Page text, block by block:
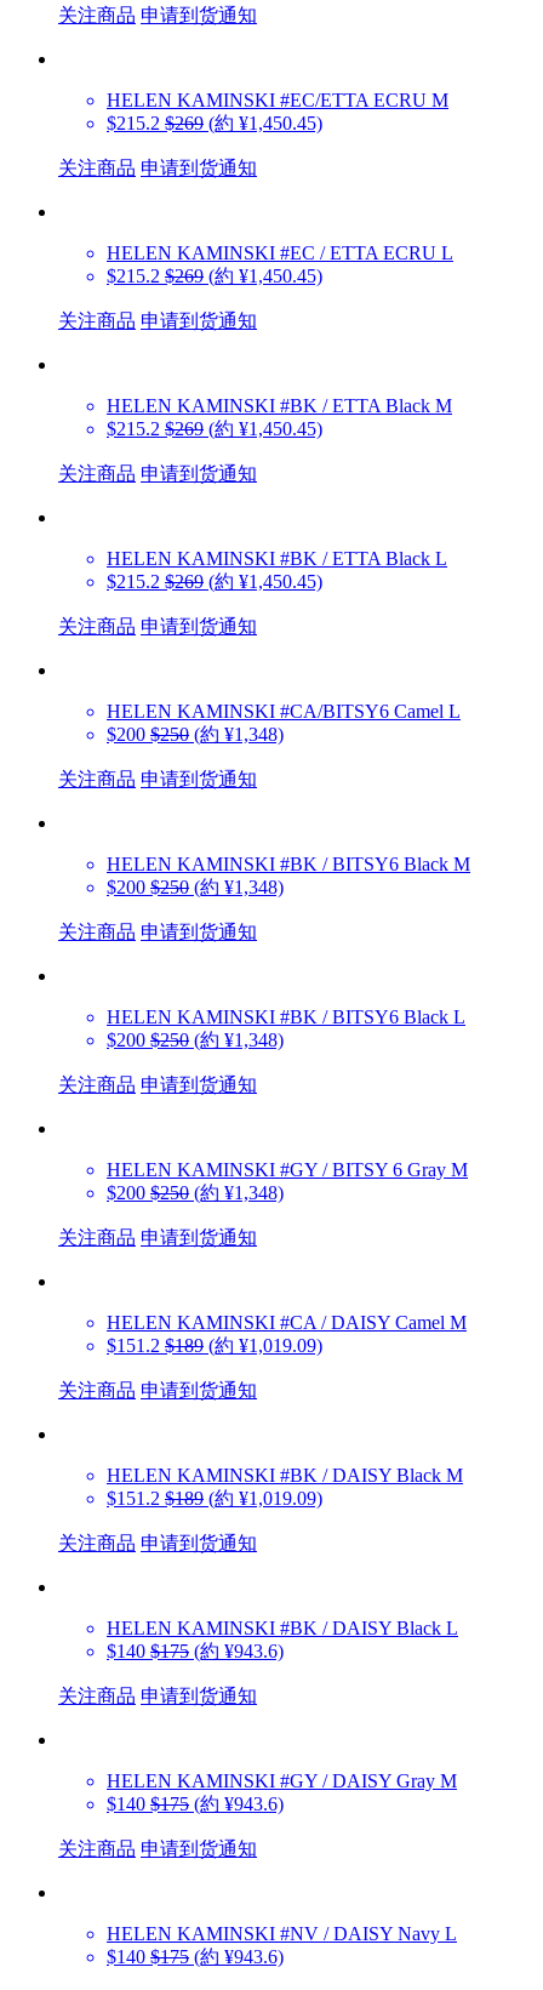
关注商品 申请到货通知
HELEN KAMINSKI #EC/ETTA ECRU M
$215.2 $269 (約 ¥1,450.45)
关注商品 申请到货通知
HELEN KAMINSKI #EC / ETTA ECRU L
$215.2 $269 (約 ¥1,450.45)
关注商品 申请到货通知
HELEN KAMINSKI #BK / ETTA Black M
$215.2 $269 (約 ¥1,450.45)
关注商品 申请到货通知
HELEN KAMINSKI #BK / ETTA Black L
$215.2 $269 (約 ¥1,450.45)
关注商品 申请到货通知
HELEN KAMINSKI #CA/BITSY6 Camel L
$200 $250 (約 ¥1,348)
关注商品 申请到货通知
HELEN KAMINSKI #BK / BITSY6 Black M
$200 $250 (約 ¥1,348)
关注商品 申请到货通知
HELEN KAMINSKI #BK / BITSY6 Black L
$200 $250 (約 ¥1,348)
关注商品 申请到货通知
HELEN KAMINSKI #GY / BITSY 6 Gray M
$200 $250 (約 ¥1,348)
关注商品 申请到货通知
HELEN KAMINSKI #CA / DAISY Camel M
$151.2 $189 (約 ¥1,019.09)
关注商品 申请到货通知
HELEN KAMINSKI #BK / DAISY Black M
$151.2 $189 (約 ¥1,019.09)
关注商品 申请到货通知
HELEN KAMINSKI #BK / DAISY Black L
$140 $175 (約 ¥943.6)
关注商品 申请到货通知
HELEN KAMINSKI #GY / DAISY Gray M
$140 $175 (約 ¥943.6)
关注商品 申请到货通知
HELEN KAMINSKI #NV / DAISY Navy L
$140 $175 (約 ¥943.6)